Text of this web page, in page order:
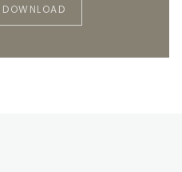
DOWNLOAD